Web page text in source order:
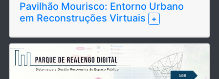
Pavilhão Mourisco: Entorno Urbano
em Reconstruções Virtuais
+